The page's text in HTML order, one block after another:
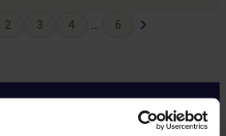
2 3 4 … 6
página